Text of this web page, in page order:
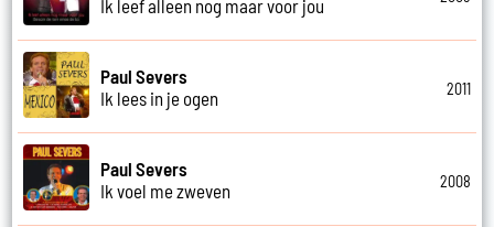
Ik leef alleen nog maar voor jou
Paul Severs
Ik lees in je ogen
2011
Paul Severs
Ik voel me zweven
2008